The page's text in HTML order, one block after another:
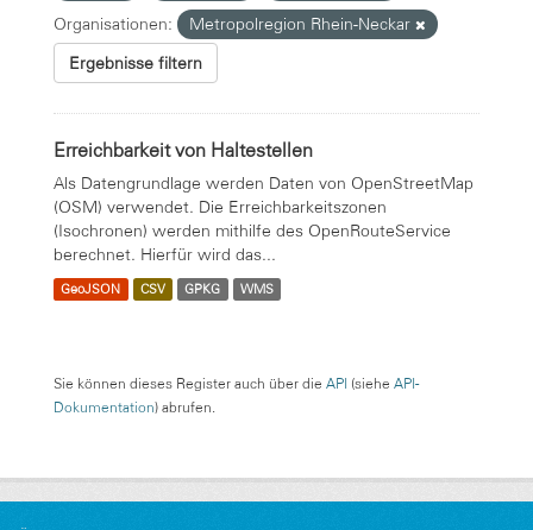
Organisationen:
Metropolregion Rhein-Neckar
Ergebnisse filtern
Erreichbarkeit von Haltestellen
Als Datengrundlage werden Daten von OpenStreetMap
(OSM) verwendet. Die Erreichbarkeitszonen
(Isochronen) werden mithilfe des OpenRouteService
berechnet. Hierfür wird das...
GeoJSON CSV GPKG WMS
Sie können dieses Register auch über die API (siehe API-
Dokumentation) abrufen.